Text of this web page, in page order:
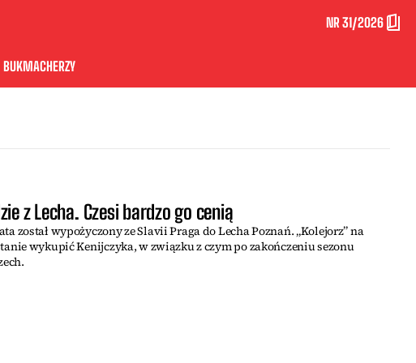
NR 31/2026
BUKMACHERZY
z Lecha. Czesi bardzo go cenią
został wypożyczony ze Slavii Praga do Lecha Poznań. „Kolejorz” na
wykupić Kenijczyka, w związku z czym po zakończeniu sezonu